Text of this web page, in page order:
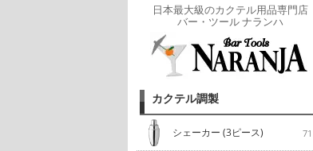
日本最大級のカクテル用品専門店
バー・ツール ナランハ
カクテル調製
シェーカー (3ピース) 71